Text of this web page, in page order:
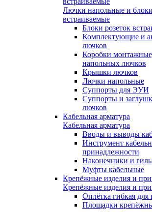
Лючки напольные и блоки
встраиваемые
Блоки розеток
Комплектующие и
лючков
Коробки
напольных лючков
Крышки лючков
Лючки напольные
Суппорты для ЭУИ
Суппорты и
лючков
Кабельная арматура
Кабельная арматура
Вводы и выводы
Инструмент
принадлежности
Наконечники и
Муфты кабельные
Крепёжные изделия и
Крепёжные изделия и
Оплётка гибкая для
Площадки